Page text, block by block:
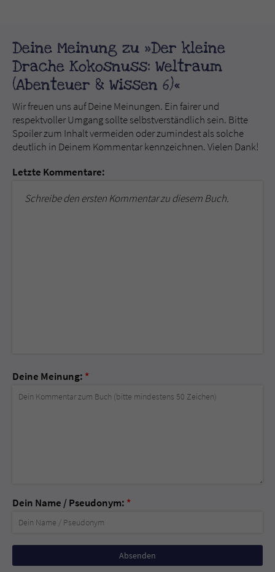
Deine Meinung zu »Der kleine
Drache Kokosnuss: Weltraum
(Abenteuer & Wissen 6)«
Wir freuen uns auf Deine Meinungen. Ein fairer und
respektvoller Umgang sollte selbstverständlich sein. Bitte
Spoiler zum Inhalt vermeiden oder zumindest als solche
deutlich in Deinem Kommentar kennzeichnen. Vielen Dank!
Letzte Kommentare:
Schreibe den ersten Kommentar zu diesem Buch.
Deine Meinung: *
Dein Name / Pseudonym: *
Nicht
ausfüllen!